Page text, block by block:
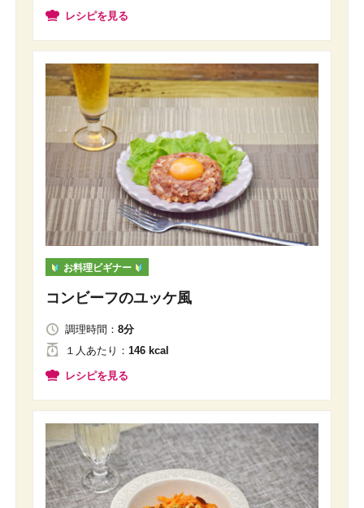
レシピを見る
お料理ビギナー
コンビーフのユッケ風
調理時間： 8分
１人あたり ： 146 kcal
レシピを見る